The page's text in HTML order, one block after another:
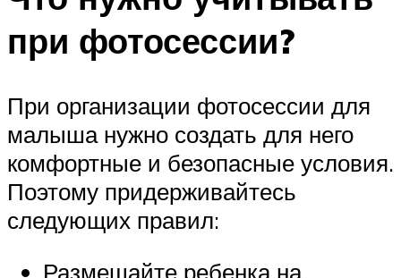
при фотосессии?
При организации фотосессии для
малыша нужно создать для него
комфортные и безопасные условия.
Поэтому придерживайтесь
следующих правил:
Размещайте ребенка на